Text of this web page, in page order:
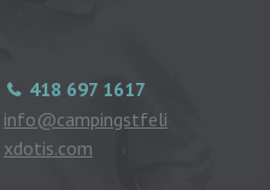
418 697 1617
info@campingstfeli
xdotis.com